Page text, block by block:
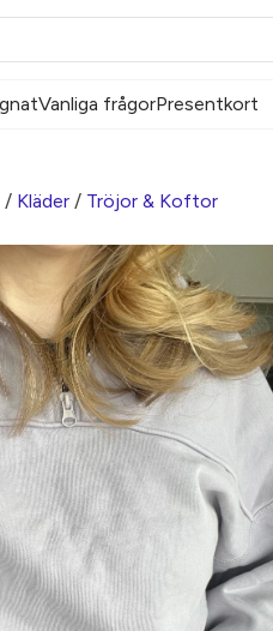
Vanliga frågorPresentkort
/ Kläder / Tröjor & Koftor